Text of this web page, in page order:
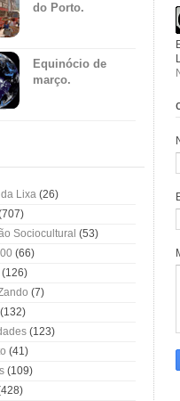
do Porto.
Equinócio de
março.
Lixa (26)
Sociocultural (53)
(66)
(126)
(7)
(132)
(123)
(41)
(109)